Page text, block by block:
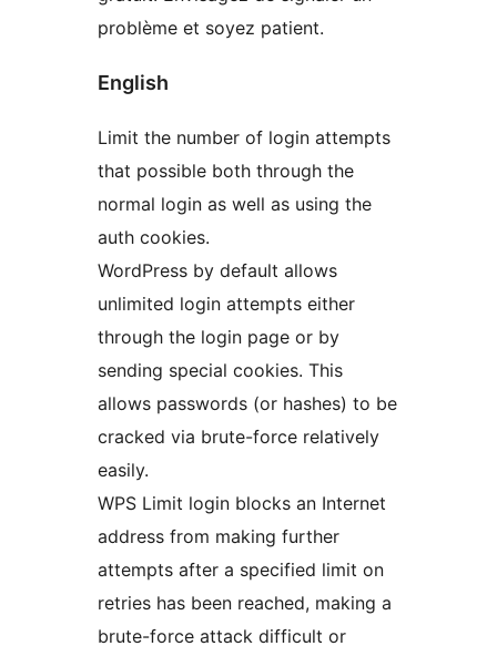
problème et soyez patient.
English
Limit the number of login attempts
that possible both through the
normal login as well as using the
auth cookies.
WordPress by default allows
unlimited login attempts either
through the login page or by
sending special cookies. This
allows passwords (or hashes) to be
cracked via brute-force relatively
easily.
WPS Limit login blocks an Internet
address from making further
attempts after a specified limit on
retries has been reached, making a
brute-force attack difficult or